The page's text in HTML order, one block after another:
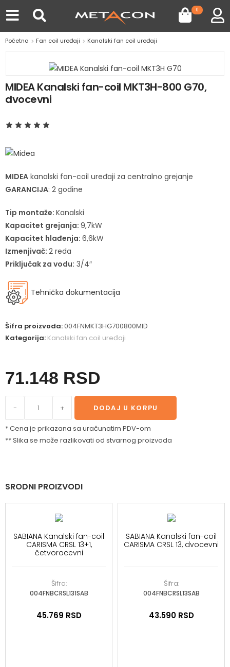
0
Početna Fan coil uređaji Kanalski fan coil uređaji
MIDEA Kanalski fan-coil MKT3H-800 G70,
dvocevni
MIDEA kanalski fan-coil uređaji za centralno grejanje
GARANCIJA: 2 godine
Tip montaže: Kanalski
Kapacitet grejanja: 9,7kW
Kapacitet hlađenja: 6,6kW
Izmenjivač: 2 reda
Priključak za vodu: 3/4″
Tehnička dokumentacija
Šifra proizvoda:004FNMKT3HG700800MID
Kategorija: Kanalski fan coil uređaji
71.148 RSD
- + DODAJ U KORPU
* Cena je prikazana sa uračunatim PDV-om
** Slika se može razlikovati od stvarnog proizvoda
SRODNI PROIZVODI
SABIANA Kanalski fan-coil
CARISMA CRSL 13+1,
četvorocevni
Šifra:
004FNBCRSL131SAB
45.769 RSD
SABIANA Kanalski fan-coil
CARISMA CRSL 13, dvocevni
Šifra:
004FNBCRSL13SAB
43.590 RSD